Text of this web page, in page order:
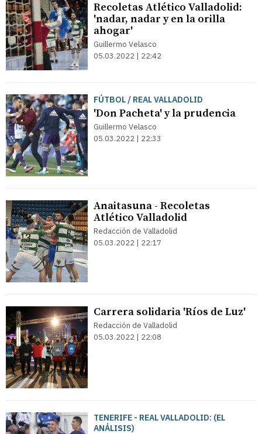
Recoletas Atlético Valladolid:
'nadar, nadar y en la orilla
ahogar'
Guillermo Velasco
05.03.2022 | 22:42
FÚTBOL / REAL VALLADOLID
'Don Pacheta' y la prudencia
Guillermo Velasco
05.03.2022 | 22:33
Anaitasuna - Recoletas
Atlético Valladolid
Redacción de Valladolid
05.03.2022 | 22:17
Carrera solidaria 'Ríos de Luz'
Redacción de Valladolid
05.03.2022 | 22:08
TENERIFE - REAL VALLADOLID: (EL
ANÁLISIS)